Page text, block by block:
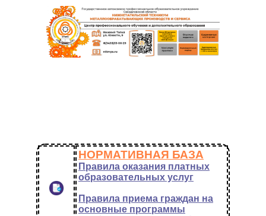
НОРМАТИВНАЯ БАЗА
Правила оказания платных
образовательных услуг
Правила приема граждан на
основные программы